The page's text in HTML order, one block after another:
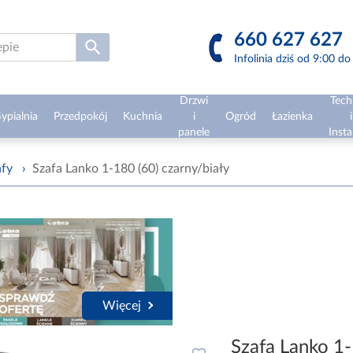
660 627 627
Infolinia dziś od 9:00
Przedpokój Kuchnia
Drzwi
i
panele
Ogród Łazienka
i
› Szafa Lanko 1-180 (60) czarny/biały
Więcej
Szafa Lanko